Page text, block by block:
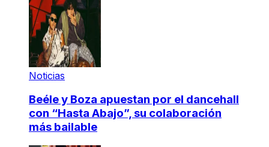
Noticias
Beéle y Boza apuestan por el dancehall
con “Hasta Abajo”, su colaboración
más bailable